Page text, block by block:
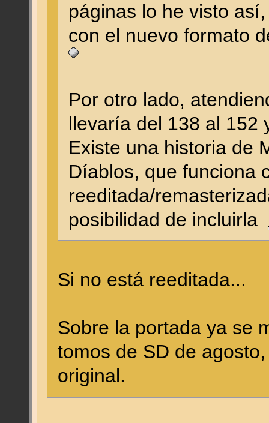
páginas lo he visto
con el nuevo formato
Por otro lado,
llevaría del 138 al 152
Existe una historia de
Díablos, que funciona
reeditada/
posibilidad de incluirla
Si no está reeditada...
Sobre la portada ya se
tomos de SD de
original.